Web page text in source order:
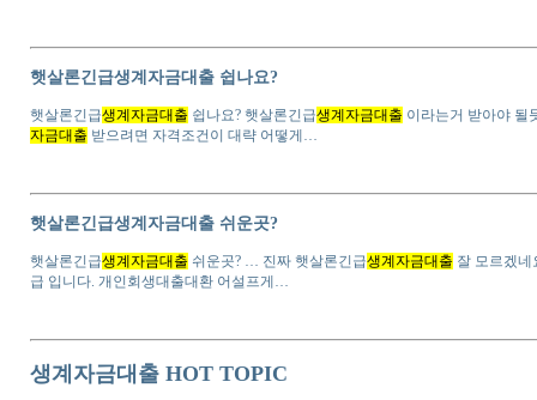
햇살론긴급생계자금대출 쉽나요?
햇살론긴급생계자금대출 쉽나요? 햇살론긴급생계자금대출 이라는거 받아야 될
자금대출 받으려면 자격조건이 대략 어떻게…
햇살론긴급생계자금대출 쉬운곳?
햇살론긴급생계자금대출 쉬운곳? … 진짜 햇살론긴급생계자금대출 잘 모르겠네
급 입니다. 개인회생대출대환 어설프게…
생계자금대출 HOT TOPIC